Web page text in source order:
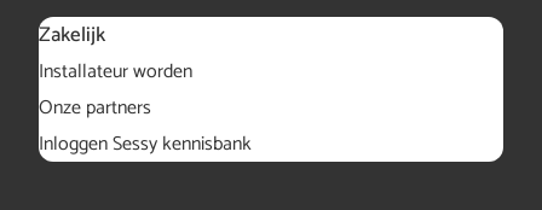
Zakelijk
Installateur worden
Onze partners
Inloggen Sessy kennisbank